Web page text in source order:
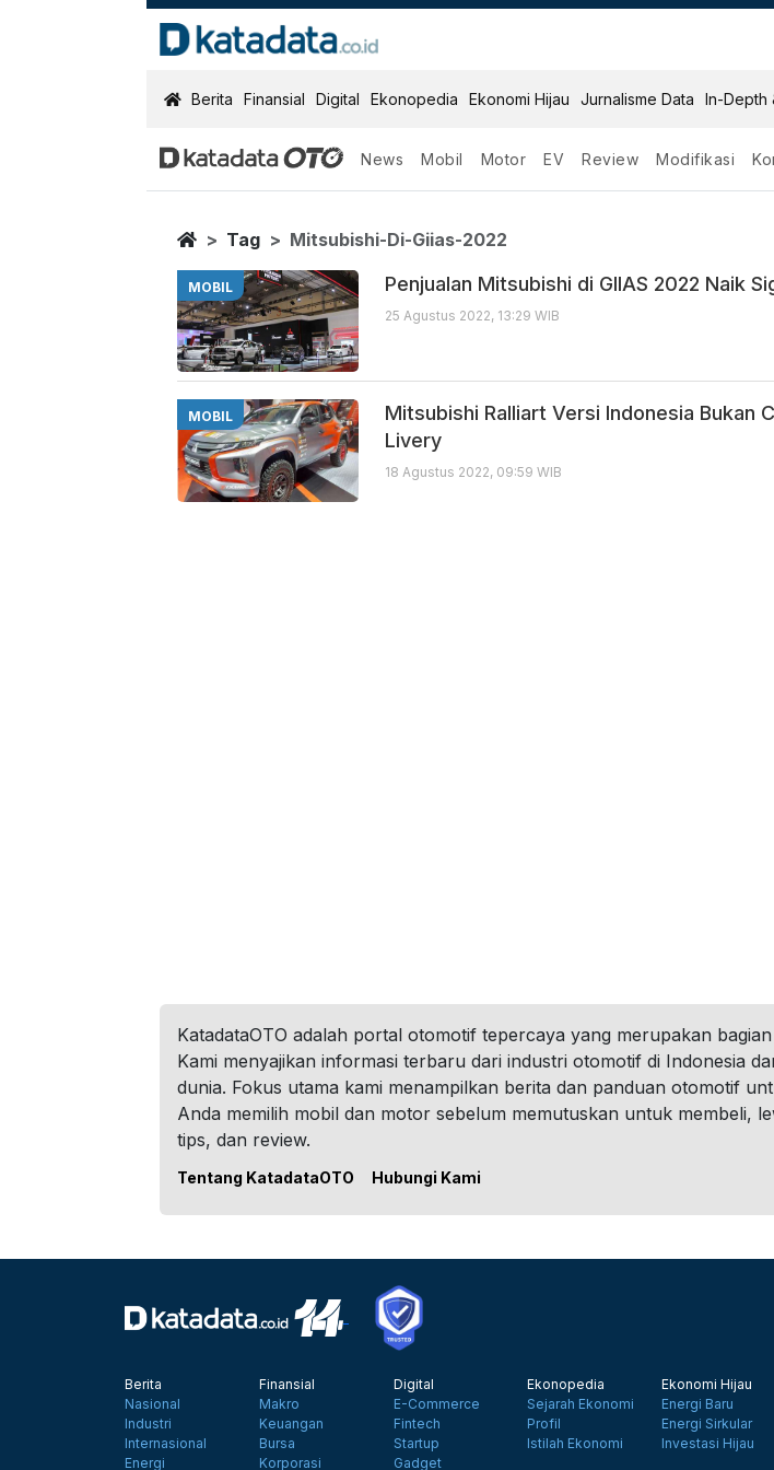
KatadataOTO
Berita Finansial Digital Ekonopedia Ekonomi Hijau Jurnalisme Data In-Depth
News Mobil Motor EV Review Modifikasi
Mitsubishi Di Giias 2022
Berita Terbaru
Home
Tag Mitsubishi-Di-Giias-2022
MOBIL Penjualan Mitsubishi di GIIAS 2022 Naik
25 Agustus 2022, 13:29 WIB
MOBIL
Mitsubishi Ralliart Versi Indonesia Bukan
Livery
18 Agustus 2022, 09:59 WIB
KatadataOTO adalah portal otomotif tepercaya yang merupakan
Kami menyajikan informasi terbaru dari industri otomotif di Indonesia
dunia. Fokus utama kami menampilkan berita dan panduan otomotif
Anda memilih mobil dan motor sebelum memutuskan untuk membeli,
tips, dan review.
Tentang KatadataOTO Hubungi Kami
Berita
Nasional
Industri
Internasional
Energi
Finansial
Makro
Keuangan
Bursa
Korporasi
Digital
E-Commerce
Fintech
Startup
Gadget
Ekonopedia
Sejarah Ekonomi
Profil
Istilah Ekonomi
Ekonomi Hijau
Energi Baru
Energi Sirkular
Investasi Hijau